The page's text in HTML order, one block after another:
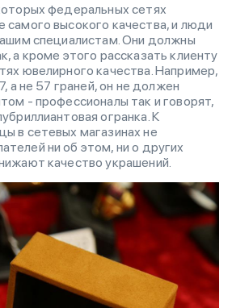
федеральных сетях
высокого качества, и люди
специалистам. Они должны
а кроме этого рассказать клиенту
ювелирного качества. Например,
а не 57 граней, он не должен
- профессионалы так и говорят,
огранка. К
в сетевых магазинах не
ни об этом, ни о других
качество украшений.